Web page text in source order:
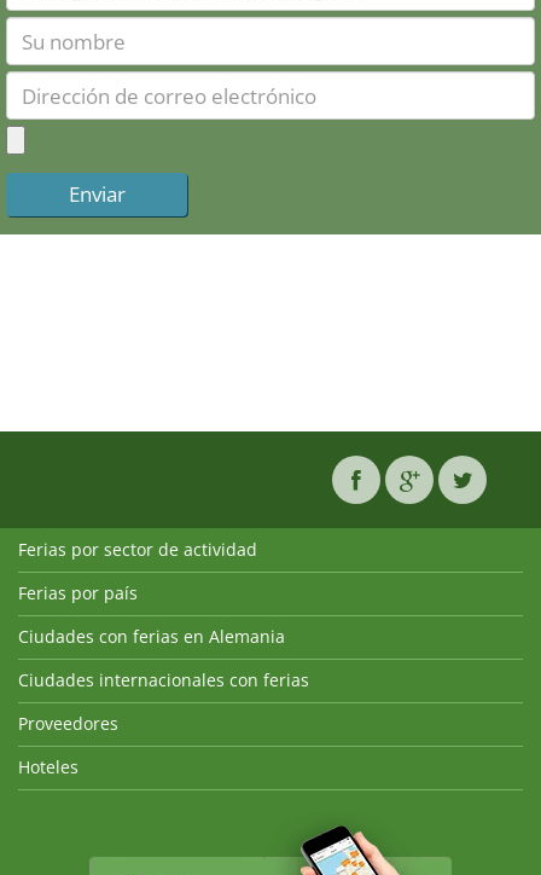
Ferias por sector de actividad
Ferias por país
Ciudades con ferias en Alemania
Ciudades internacionales con ferias
Proveedores
Hoteles